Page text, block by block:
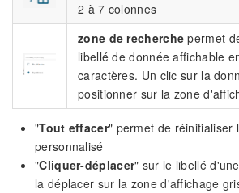
2 à 7 colonnes
zone de recherche permet
libellé de donnée affichable
caractères. Un clic sur la
positionner sur la zone
"Tout effacer" permet de réinitialiser
personnalisé
"Cliquer-déplacer" sur le libellé
la déplacer sur la zone d'affichage